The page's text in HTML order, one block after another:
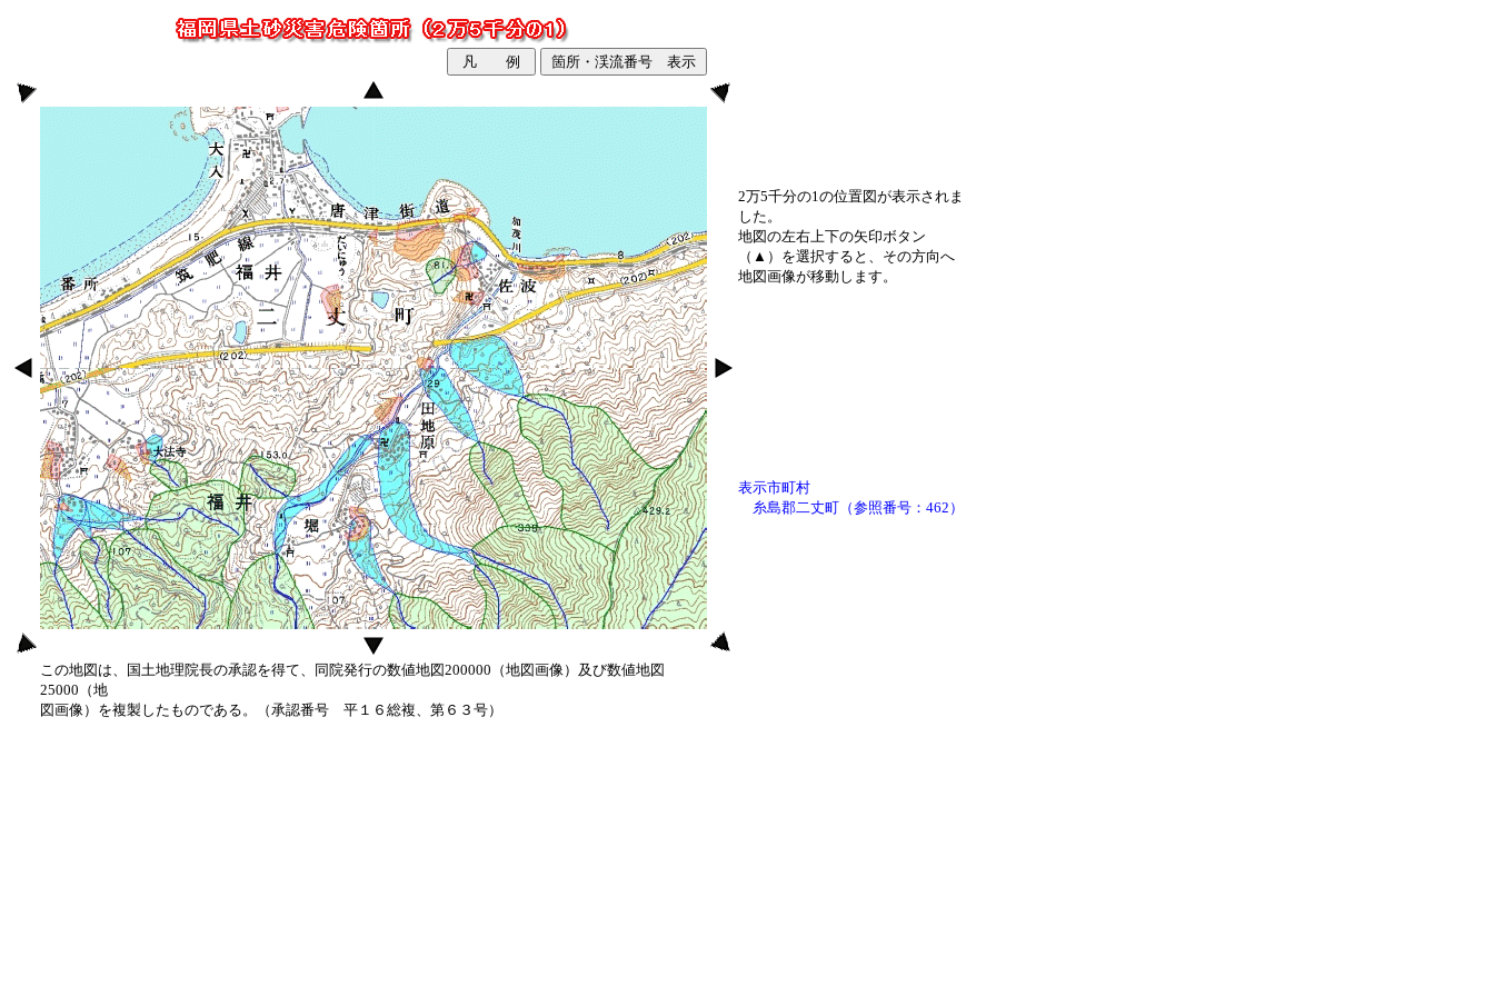
2万5千分の1の位置図が表示されま
した。
地図の左右上下の矢印ボタン
（▲）を選択すると、その方向へ
地図画像が移動します。
表示市町村
糸島郡二丈町（参照番号：462）
この地図は、国土地理院長の承認を得て、同院発行の数値地図200000（地図画像）及び数値地図
25000（地
図画像）を複製したものである。（承認番号 平１６総複、第６３号）